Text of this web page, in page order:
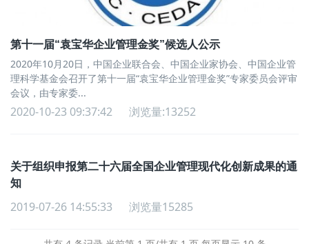
第十一届“袁宝华企业管理金奖”候选人公示
2020年10月20日，中国企业联合会、中国企业家协会、中国企业管
理科学基金会召开了第十一届“袁宝华企业管理金奖”专家委员会评审
会议，由专家委...
2020-10-23 09:37:42 浏览量:13252
关于组织申报第二十六届全国企业管理现代化创新成果的通
知
2019-07-26 14:55:33 浏览量15285